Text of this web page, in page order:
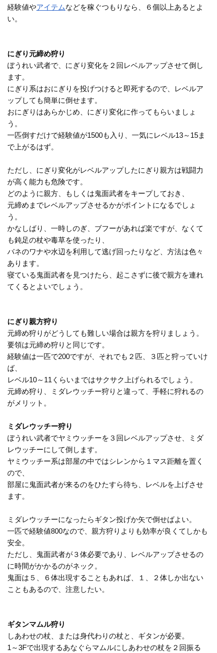
経験値やアイテムなどを稼ぐつもりなら、６個以上あるとよ
い。
にぎり元締め狩り
ぼうれい武者で、にぎり変化を２回レベルアップさせて倒し
ます。
にぎり系はおにぎりを投げつけると即死するので、レベルア
ップしても簡単に倒せます。
おにぎりはあらかじめ、にぎり変化に作ってもらいましょ
う。
一匹倒すだけで経験値が1500も入り、一気にレベル13～15ま
で上がるはず。
ただし、にぎり変化がレベルアップしたにぎり親方は戦闘力
が高く能力も危険です。
どのように親方、もしくは鬼面武者をキープしておき、
元締めまでレベルアップさせるかがポイントになるでしょ
う。
かなしばり、一時しのぎ、ブフーがあれば楽ですが、なくて
も鈍足の杖や毒草を使ったり、
バネのワナや水辺を利用して逃げ回ったりなど、方法は色々
あります。
寝ている鬼面武者を見つけたら、起こさずに後で親方を連れ
てくるとよいでしょう。
にぎり親方狩り
元締め狩りがどうしても難しい場合は親方を狩りましょう。
要領は元締め狩りと同じです。
経験値は一匹で200ですが、それでも２匹、３匹と狩っていけ
ば、
レベル10～11くらいまではサクサク上げられるでしょう。
元締め狩り、ミダレウッチー狩りと違って、手軽に狩れるの
がメリット。
ミダレウッチー狩り
ぼうれい武者でヤミウッチーを３回レベルアップさせ、ミダ
レウッチーにして倒します。
ヤミウッチー系は部屋の中ではシレンから１マス距離を置く
ので、
部屋に鬼面武者が来るのをひたすら待ち、レベルを上げさせ
ます。
ミダレウッチーになったらギタン投げか矢で倒せばよい。
一匹で経験値800なので、親方狩りよりも効率が良くてしかも
安全。
ただし、鬼面武者が３体必要であり、レベルアップさせるの
に時間がかかるのがネック。
鬼面は５、６体出現することもあれば、１、２体しか出ない
こともあるので、注意したい。
ギタンマムル狩り
しあわせの杖、または身代わりの杖と、ギタンが必要。
1～3Fで出現するあなぐらマムルにしあわせの杖を２回振る